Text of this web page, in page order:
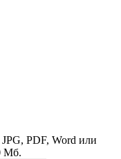
PDF, Word или
Мб.